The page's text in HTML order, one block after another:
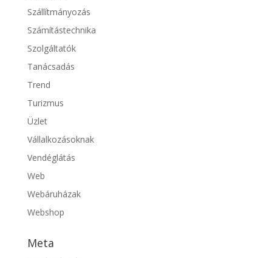
Szállítmányozás
Számítástechnika
Szolgáltatók
Tanácsadás
Trend
Turizmus
Üzlet
Vállalkozásoknak
Vendéglátás
Web
Webáruházak
Webshop
Meta